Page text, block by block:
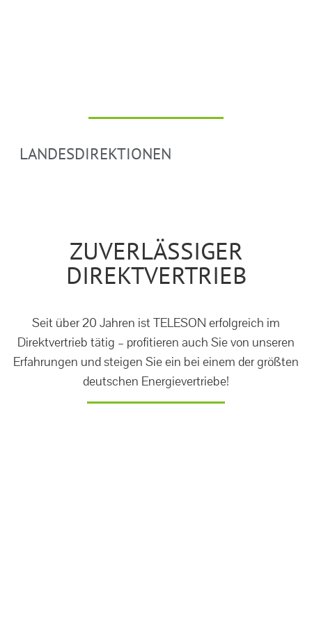
LANDESDIREKTIONEN
ZUVERLÄSSIGER
DIREKTVERTRIEB
Seit über 20 Jahren ist TELESON erfolgreich im
Direktvertrieb tätig – profitieren auch Sie von unseren
Erfahrungen und steigen Sie ein bei einem der größten
deutschen Energievertriebe!